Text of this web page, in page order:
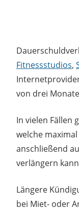
Fitnessstudios,
von drei
In vielen Fällen
welche
anschließend
verlängern
Längere
bei Miet- oder